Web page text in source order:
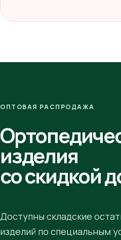
ОПТОВАЯ РАСПРОДАЖА
изделия
со скидкой
Доступны складские
изделий по специальным